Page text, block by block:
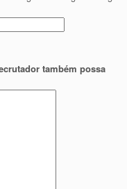
também possa